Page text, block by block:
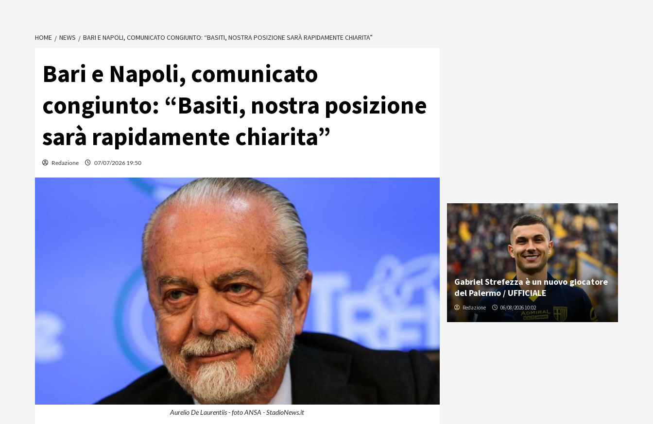
HOME NEWS BARI E NAPOLI, COMUNICATO CONGIUNTO: “BASITI, NOSTRA POSIZIONE SARÀ RAPIDAMENTE CHIARITA”
Bari e Napoli, comunicato
congiunto: “Basiti, nostra posizione
sarà rapidamente chiarita”
Redazione 07/07/2026 19:50
Aurelio De Laurentiis - foto ANSA - StadioNews.it
Gabriel Strefezza è un nuovo giocatore
del Palermo / UFFICIALE
Redazione 06/08/2026 10:02